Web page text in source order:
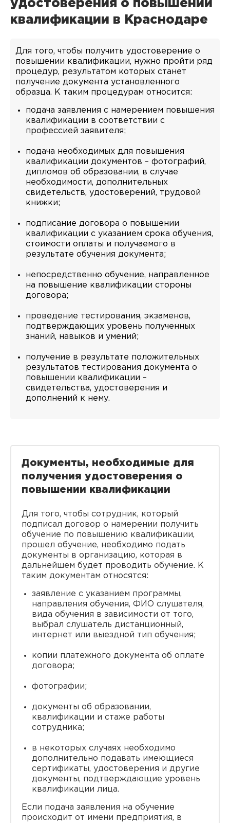
удостоверения о повышении
квалификации в Краснодаре
Для того, чтобы получить удостоверение о
повышении квалификации, нужно пройти ряд
процедур, результатом которых станет
получение документа установленного
образца. К таким процедурам относится:
подача заявления с намерением повышения
квалификации в соответствии с
профессией заявителя;
подача необходимых для повышения
квалификации документов – фотографий,
дипломов об образовании, в случае
необходимости, дополнительных
свидетельств, удостоверений, трудовой
книжки;
подписание договора о повышении
квалификации с указанием срока обучения,
стоимости оплаты и получаемого в
результате обучения документа;
непосредственно обучение, направленное
на повышение квалификации стороны
договора;
проведение тестирования, экзаменов,
подтверждающих уровень полученных
знаний, навыков и умений;
получение в результате положительных
результатов тестирования документа о
повышении квалификации –
свидетельства, удостоверения и
дополнений к нему.
Документы, необходимые для
получения удостоверения о
повышении квалификации
Для того, чтобы сотрудник, который
подписал договор о намерении получить
обучение по повышению квалификации,
прошел обучение, необходимо подать
документы в организацию, которая в
дальнейшем будет проводить обучение. К
таким документам относятся:
заявление с указанием программы,
направления обучения, ФИО слушателя,
вида обучения в зависимости от того,
выбрал слушатель дистанционный,
интернет или выездной тип обучения;
копии платежного документа об оплате
договора;
фотографии;
документы об образовании,
квалификации и стаже работы
сотрудника;
в некоторых случаях необходимо
дополнительно подавать имеющиеся
сертификаты, удостоверения и другие
документы, подтверждающие уровень
квалификации лица.
Если подача заявления на обучение
происходит от имени предприятия, в